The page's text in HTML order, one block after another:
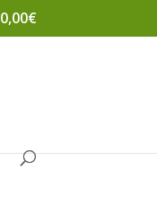
0,00€